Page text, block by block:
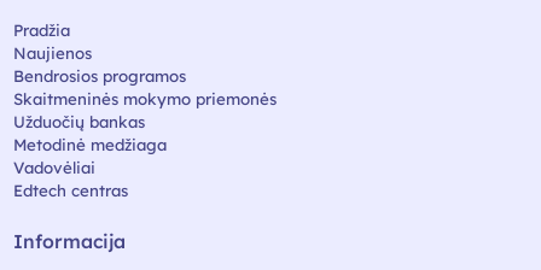
Pradžia
Naujienos
Bendrosios programos
Skaitmeninės mokymo priemonės
Užduočių bankas
Metodinė medžiaga
Vadovėliai
Edtech centras
Informacija